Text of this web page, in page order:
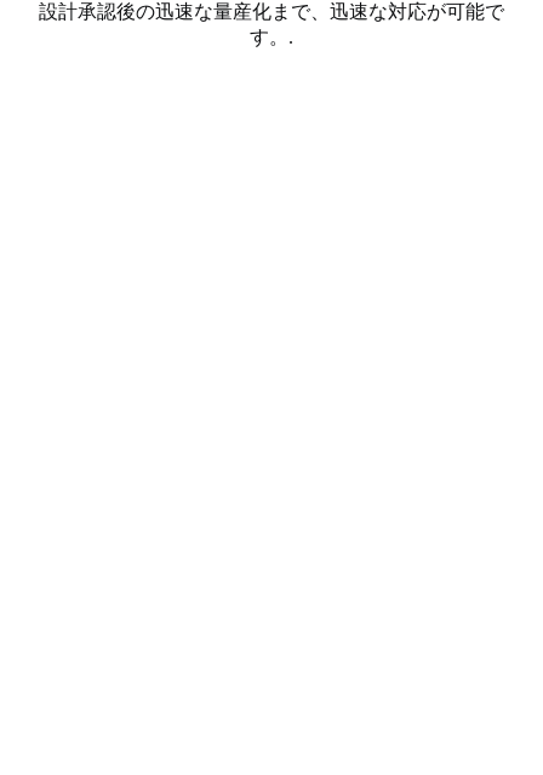
設計承認後の迅速な量産化まで、迅速な対応が可能で
す。.